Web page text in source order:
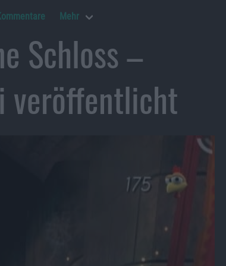
Mehr
Schloss –
veröffentlicht